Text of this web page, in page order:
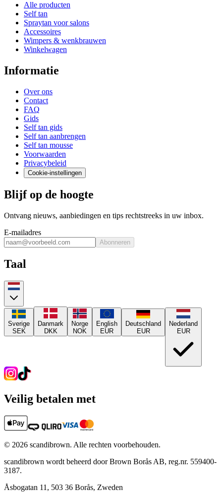
Alle producten
Self tan
Spraytan voor salons
Accessoires
Wimpers & wenkbrauwen
Winkelwagen
Informatie
Over ons
Contact
FAQ
Gids
Self tan gids
Self tan aanbrengen
Self tan mousse
Voorwaarden
Privacybeleid
Cookie-instellingen
Blijf op de hoogte
Ontvang nieuws, aanbiedingen en tips rechtstreeks in uw inbox.
E-mailadres
Abonneren
Taal
Sverige
SEK
Danmark
DKK
Norge
NOK
English
EUR
Deutschland
EUR
Nederland
EUR
Veilig betalen met
© 2026 scandibrown. Alle rechten voorbehouden.
scandibrown wordt beheerd door Brown Borås AB, reg.nr. 559400-
3187.
Åsbogatan 11, 503 36 Borås, Zweden